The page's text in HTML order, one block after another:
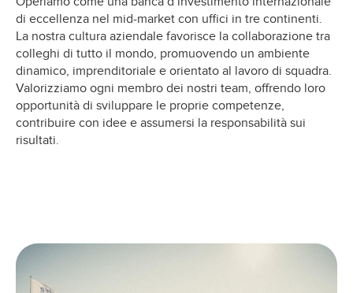
di eccellenza nel mid-market con uffici in tre continenti.
La nostra cultura aziendale favorisce la collaborazione tra
colleghi di tutto il mondo, promuovendo un ambiente
dinamico, imprenditoriale e orientato al lavoro di squadra.
Valorizziamo ogni membro dei nostri team, offrendo loro
opportunità di sviluppare le proprie competenze,
contribuire con idee e assumersi la responsabilità sui
risultati.